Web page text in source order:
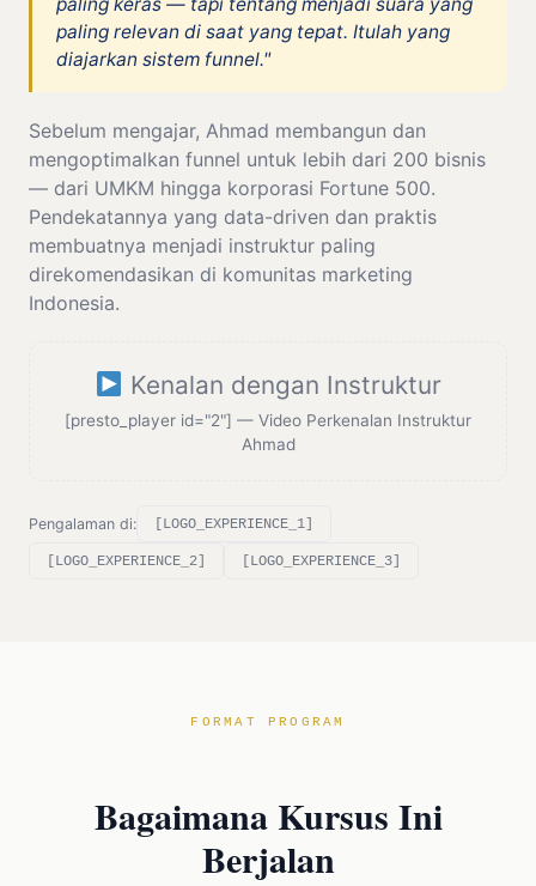
paling relevan di saat yang tepat. Itulah yang
diajarkan sistem funnel."
Sebelum mengajar, Ahmad membangun dan
mengoptimalkan funnel untuk lebih dari 200 bisnis
— dari UMKM hingga korporasi Fortune 500.
Pendekatannya yang data-driven dan praktis
membuatnya menjadi instruktur paling
direkomendasikan di komunitas marketing
Indonesia.
Kenalan dengan Instruktur
[presto_player id="2"] — Video Perkenalan Instruktur
Ahmad
Pengalaman di: [LOGO_EXPERIENCE_1]
[LOGO_EXPERIENCE_2] [LOGO_EXPERIENCE_3]
FORMAT PROGRAM
Bagaimana Kursus Ini
Berjalan